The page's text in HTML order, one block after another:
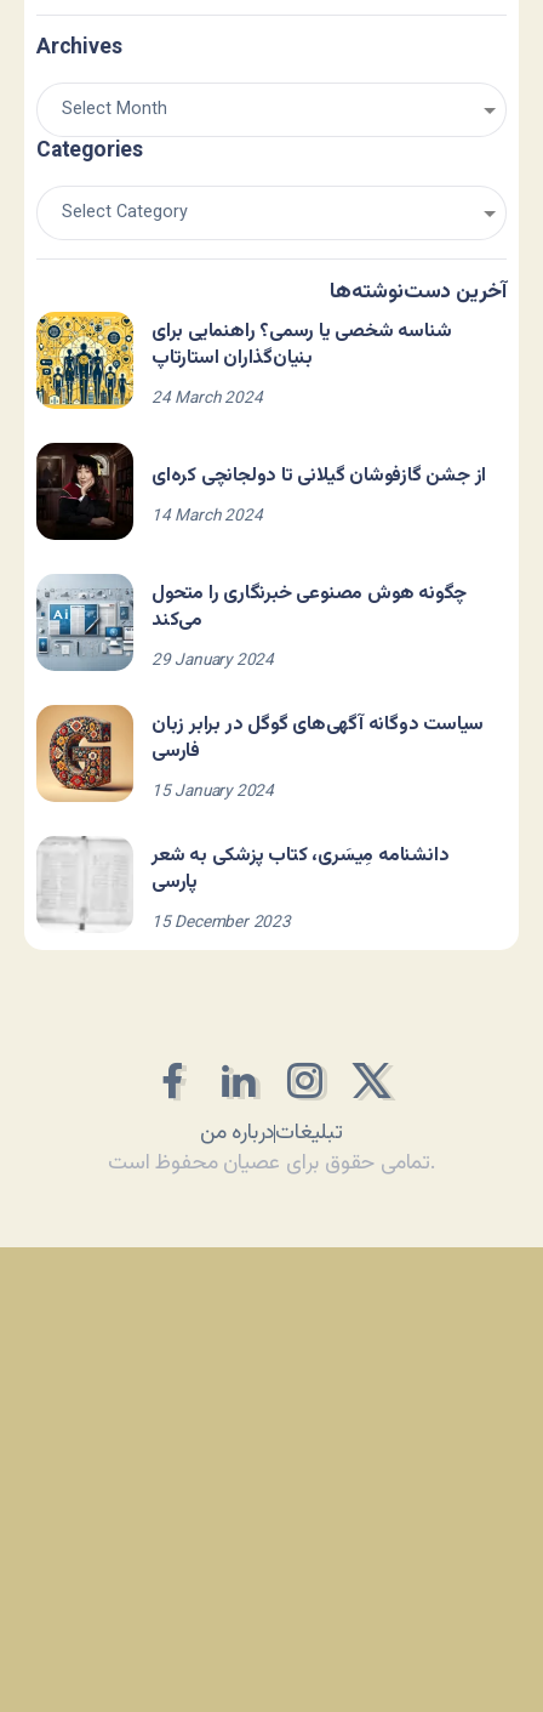
Archives
Categories
آخرین دست‌نوشته‌ها
شناسه شخصی یا رسمی؟ راهنمایی برای
بنیان‌گذاران استارتاپ
24 March 2024
از جشن گازفوشان گیلانی تا دولجانچی کره‌ای
14 March 2024
چگونه هوش مصنوعی خبرنگاری را متحول
می‌کند
29 January 2024
سیاست دوگانه آگهی‌های گوگل در برابر زبان
فارسی
15 January 2024
دانشنامه مِیسَری، کتاب پزشکی به شعر
پارسی
15 December 2023
درباره منتبلیغات
تمامی حقوق برای عصیان محفوظ است.